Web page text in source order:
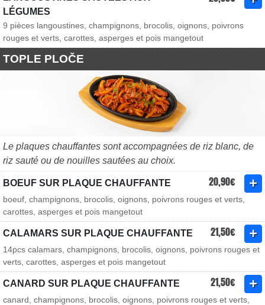
LÉGUMES
9 pièces langoustines, champignons, brocolis, oignons, poivrons
rouges et verts, carottes, asperges et pois mangetout
TOPLE PLOČE
Le plaques chauffantes sont accompagnées de riz blanc, de
riz sauté ou de nouilles sautées au choix.
BOEUF SUR PLAQUE CHAUFFANTE 20,90€
boeuf, champignons, brocolis, oignons, poivrons rouges et verts,
carottes, asperges et pois mangetout
CALAMARS SUR PLAQUE CHAUFFANTE 21,50€
14pcs calamars, champignons, brocolis, oignons, poivrons rouges et
verts, carottes, asperges et pois mangetout
CANARD SUR PLAQUE CHAUFFANTE 21,50€
canard, champignons, brocolis, oignons, poivrons rouges et verts,